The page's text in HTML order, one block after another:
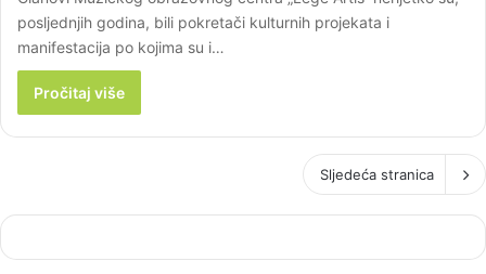
posljednjih godina, bili pokretači kulturnih projekata i
manifestacija po kojima su i…
Pročitaj više
Sljedeća stranica